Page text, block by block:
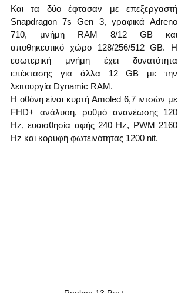
Και τα δύο έφτασαν με επεξεργαστή
Snapdragon 7s Gen 3, γραφικά Adreno
710, μνήμη RAM 8/12 GB και
αποθηκευτικό χώρο 128/256/512 GB. Η
εσωτερική μνήμη έχει δυνατότητα
επέκτασης για άλλα 12 GB με την
λειτουργία Dynamic RAM.
Η οθόνη είναι κυρτή Amoled 6,7 ιντσών με
FHD+ ανάλυση, ρυθμό ανανέωσης 120
Hz, ευαισθησία αφής 240 Hz, PWM 2160
Hz και κορυφή φωτεινότητας 1200 nit.